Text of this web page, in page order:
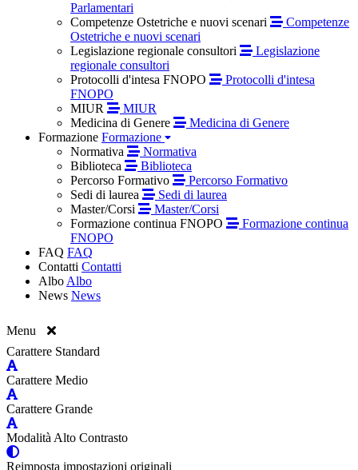
Parlamentari
Competenze Ostetriche e nuovi scenari
Competenze
Ostetriche e nuovi scenari
Legislazione regionale consultori
Legislazione
regionale consultori
Protocolli d'intesa FNOPO
Protocolli d'intesa
FNOPO
MIUR
MIUR
Medicina di Genere
Medicina di Genere
Formazione Formazione
Normativa
Normativa
Biblioteca
Biblioteca
Percorso Formativo
Percorso Formativo
Sedi di laurea
Sedi di laurea
Master/Corsi
Master/Corsi
Formazione continua FNOPO
Formazione continua
FNOPO
FAQ FAQ
Contatti Contatti
Albo Albo
News News
Menu
Carattere Standard
Carattere Medio
Carattere Grande
Modalità Alto Contrasto
Reimposta impostazioni originali